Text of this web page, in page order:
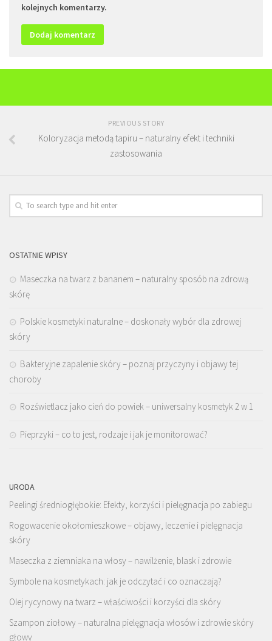
kolejnych komentarzy.
PREVIOUS STORY
Koloryzacja metodą tapiru – naturalny efekt i techniki
zastosowania
OSTATNIE WPISY
Maseczka na twarz z bananem – naturalny sposób na zdrową
skórę
Polskie kosmetyki naturalne – doskonały wybór dla zdrowej
skóry
Bakteryjne zapalenie skóry – poznaj przyczyny i objawy tej
choroby
Rozświetlacz jako cień do powiek – uniwersalny kosmetyk 2 w 1
Pieprzyki – co to jest, rodzaje i jak je monitorować?
URODA
Peelingi średniogłębokie: Efekty, korzyści i pielęgnacja po zabiegu
Rogowacenie okołomieszkowe – objawy, leczenie i pielęgnacja
skóry
Maseczka z ziemniaka na włosy – nawilżenie, blask i zdrowie
Symbole na kosmetykach: jak je odczytać i co oznaczają?
Olej rycynowy na twarz – właściwości i korzyści dla skóry
Szampon ziołowy – naturalna pielęgnacja włosów i zdrowie skóry
głowy